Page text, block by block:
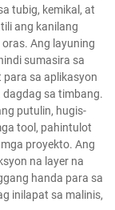
tubig, kemikal, at
ang kanilang
Ang layuning
sumasira sa
sa aplikasyon
sa timbang.
putulin, hugis-
tool, pahintulot
proyekto. Ang
na layer na
handa para sa
inilapat sa malinis,